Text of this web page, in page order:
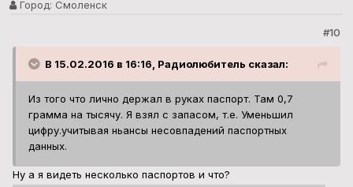
Город: Смоленск
#10
В 15.02.2016 в 16:16, Радиолюбитель сказал:
Из того что лично держал в руках паспорт. Там 0,7
грамма на тысячу. Я взял с запасом, т.е. Уменьшил
цифру.учитывая ньансы несовпадений паспортных
данных.
Ну а я видеть несколько паспортов и что?